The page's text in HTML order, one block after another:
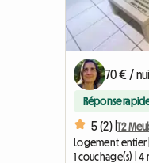
70 € /
Réponse
5 (2) |T2
Logement entier
1 couchage(s) | 4